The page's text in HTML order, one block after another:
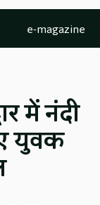
e-magazine
में नंदी
युवक